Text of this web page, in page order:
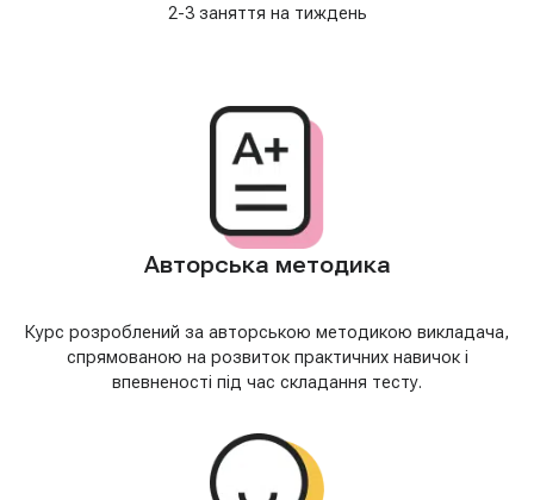
2-3 заняття на тиждень
Авторська методика
Курс розроблений за авторською методикою викладача,
спрямованою на розвиток практичних навичок і
впевненості під час складання тесту.